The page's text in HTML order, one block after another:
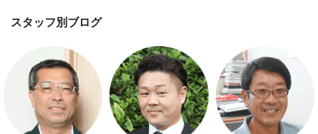
家づくり完成見学会を完全予約制
て開催します！！無事終了いたし
した。